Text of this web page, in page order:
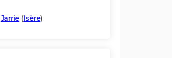
Jarrie (Isère)